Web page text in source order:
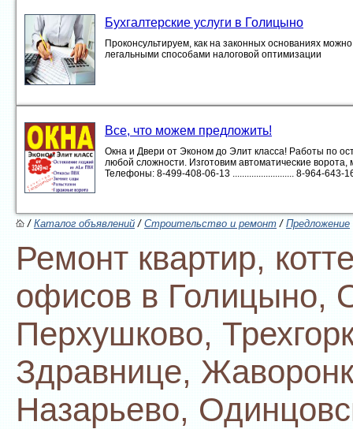
Бухгалтерские услуги в Голицыно
Проконсультируем, как на законных основаниях
легальными способами налоговой оптимизации
Все, что можем предложить!
Окна и Двери от Эконом до Элит класса! Работы по
любой сложности. Изготовим автоматические ворота,
Телефоны: 8-499-408-06-13 .......................... 8-964-643-
/Каталог объявлений/Строительство и ремонт/Предложение
Ремонт квартир,
офисов в Голицыно,
Перхушково,
Здравнице,
Назарьево,